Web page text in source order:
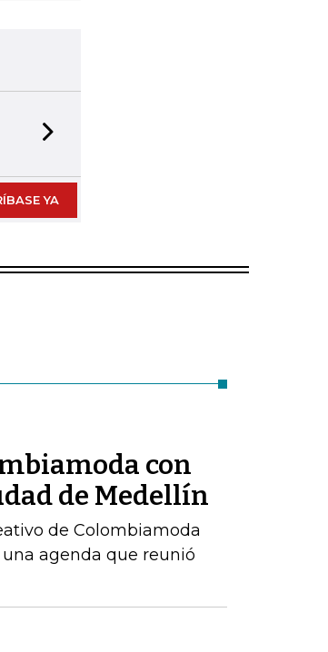
YA
con
de Medellín
de Colombiamoda
agenda que reunió